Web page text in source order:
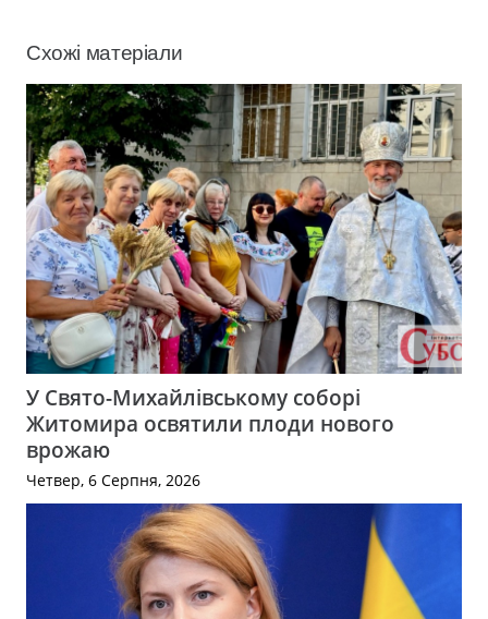
Схожі матеріали
У Свято-Михайлівському соборі
Житомира освятили плоди нового
врожаю
Четвер, 6 Серпня, 2026